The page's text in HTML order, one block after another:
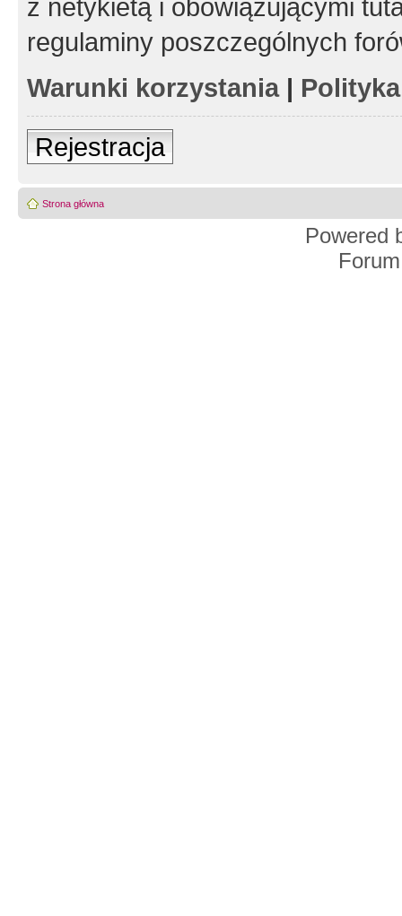
z netykietą i obowiązującymi
regulaminy poszczególnych
Warunki korzystania|
Rejestracja
Strona główna
Powered